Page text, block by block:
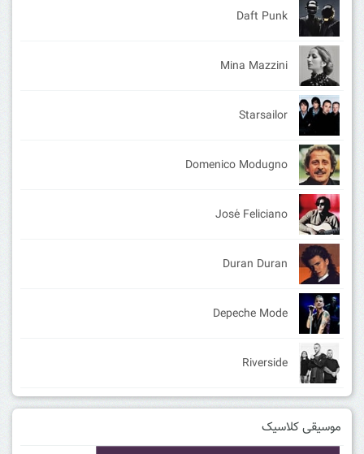
Daft Punk
Mina Mazzini
Starsailor
Domenico Modugno
José Feliciano
Duran Duran
Depeche Mode
Riverside
موسیقی کلاسیک